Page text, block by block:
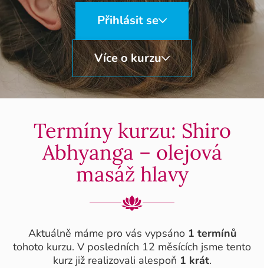
Přihlásit se
Více o kurzu
Termíny kurzu: Shiro
Abhyanga – olejová
masáž hlavy
Aktuálně máme pro vás vypsáno 1 termínů
tohoto kurzu. V posledních 12 měsících jsme tento
kurz již realizovali alespoň 1 krát.